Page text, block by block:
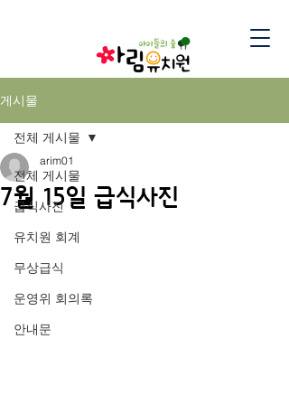
게시물
전체 게시물
급식사진
유치원 회계
무상급식
운영위 회의록
안내문
전체 게시물
7월 15일 급식사진
arim01